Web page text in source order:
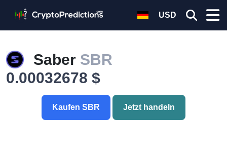
USD
Saber SBR
0.00032678 $
Kaufen SBR Jetzt handeln